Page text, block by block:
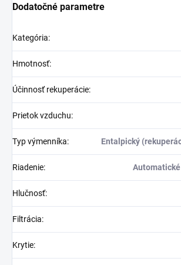
Dodatočné parametre
Kategória:
Hmotnosť:
Účinnosť rekuperácie:
Prietok vzduchu:
Typ výmenníka: Entalpický
Riadenie:
Hlučnosť:
Filtrácia:
Krytie: